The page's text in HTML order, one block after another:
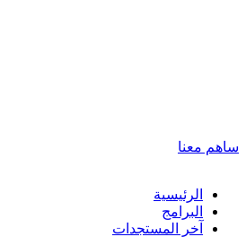
ساهم معنا
الرئيسية
البرامج
آخر المستجدات